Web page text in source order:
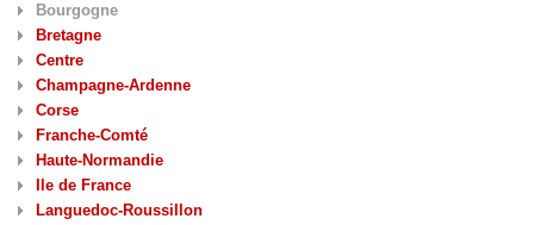
Bourgogne
Bretagne
Centre
Champagne-Ardenne
Corse
Franche-Comté
Haute-Normandie
Ile de France
Languedoc-Roussillon